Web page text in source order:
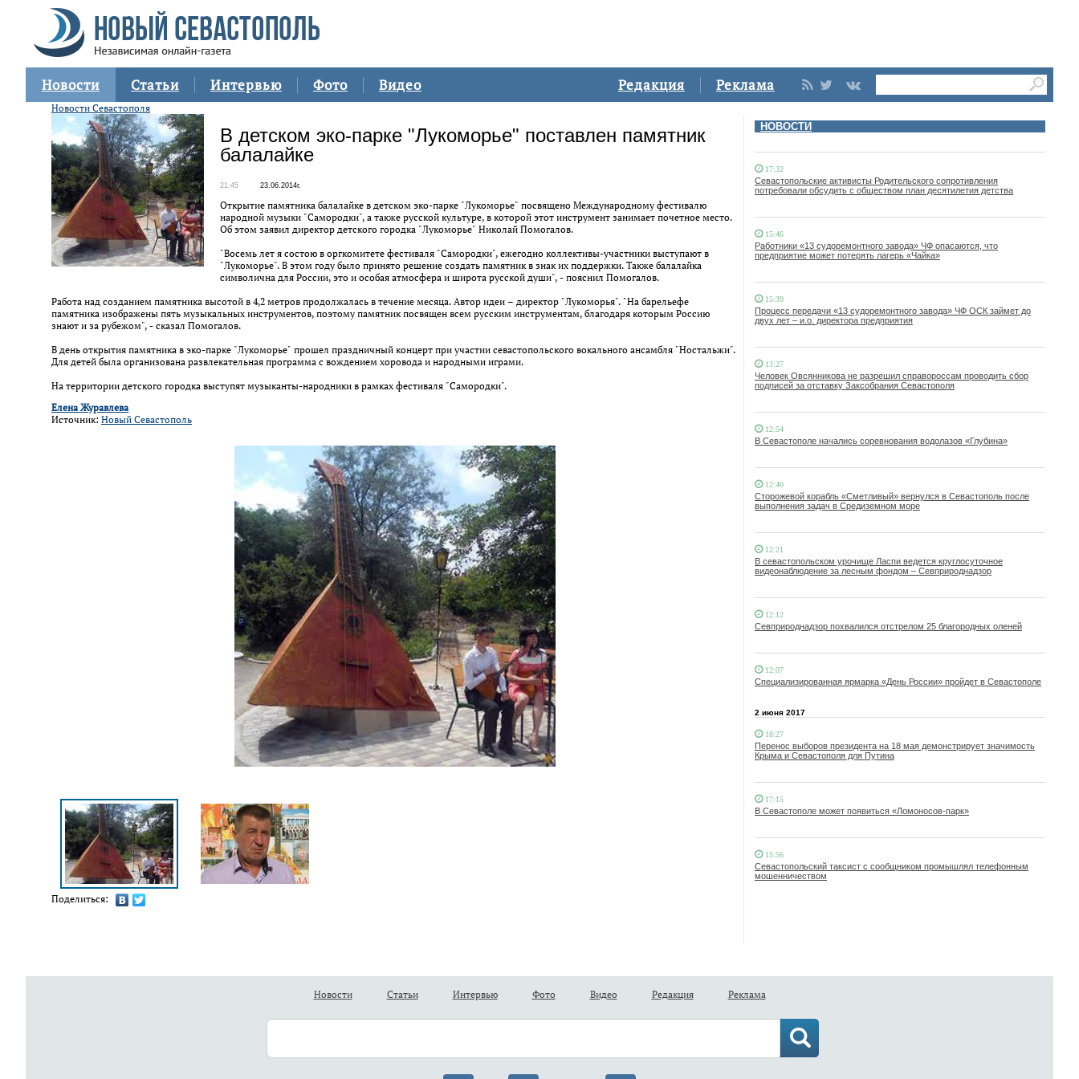
Редакция Реклама
Новости Статьи Интервью Фото Видео
НОВОСТИ
17:32
Севастопольские активисты Родительского сопротивления
потребовали обсудить с обществом план десятилетия детства
15:46
Работники «13 судоремонтного завода» ЧФ опасаются, что
предприятие может потерять лагерь «Чайка»
15:39
Процесс передачи «13 судоремонтного завода» ЧФ ОСК займет до
двух лет – и.о. директора предприятия
13:27
Человек Овсянникова не разрешил справороссам проводить сбор
подписей за отставку Заксобрания Севастополя
12:54
В Севастополе начались соревнования водолазов «Глубина»
12:40
Сторожевой корабль «Сметливый» вернулся в Севастополь после
выполнения задач в Средиземном море
12:21
В севастопольском урочище Ласпи ведется круглосуточное
видеонаблюдение за лесным фондом – Севприроднадзор
12:12
Севприроднадзор похвалился отстрелом 25 благородных оленей
12:07
Специализированная ярмарка «День России» пройдет в Севастополе
2 июня 2017
18:27
Перенос выборов президента на 18 мая демонстрирует значимость
Крыма и Севастополя для Путина
17:15
В Севастополе может появиться «Ломоносов-парк»
15:56
Севастопольский таксист с сообщником промышлял телефонным
мошенничеством
Новости Севастополя
В детском эко-парке "Лукоморье" поставлен памятник
балалайке
21:45 23.06.2014г.
Открытие памятника балалайке в детском эко-парке "Лукоморье" посвящено Международному фестивалю
народной музыки "Самородки", а также русской культуре, в которой этот инструмент занимает почетное место.
Об этом заявил директор детского городка "Лукоморье" Николай Помогалов.
"Восемь лет я состою в оргкомитете фестиваля "Самородки", ежегодно коллективы-участники выступают в
"Лукоморье". В этом году было принято решение создать памятник в знак их поддержки. Также балалайка
символична для России, это и особая атмосфера и широта русской души", - пояснил Помогалов.
Работа над созданием памятника высотой в 4,2 метров продолжалась в течение месяца. Автор идеи – директор "Лукоморья". "На барельефе
памятника изображены пять музыкальных инструментов, поэтому памятник посвящен всем русским инструментам, благодаря которым Россию
знают и за рубежом", - сказал Помогалов.
В день открытия памятника в эко-парке "Лукоморье" прошел праздничный концерт при участии севастопольского вокального ансамбля "Ностальжи".
Для детей была организована развлекательная программа с вождением хоровода и народными играми.
На территории детского городка выступят музыканты-народники в рамках фестиваля "Самородки".
Елена Журавлева
Источник: Новый Севастополь
Поделиться:
Новости Статьи Интервью Фото Видео Редакция Реклама